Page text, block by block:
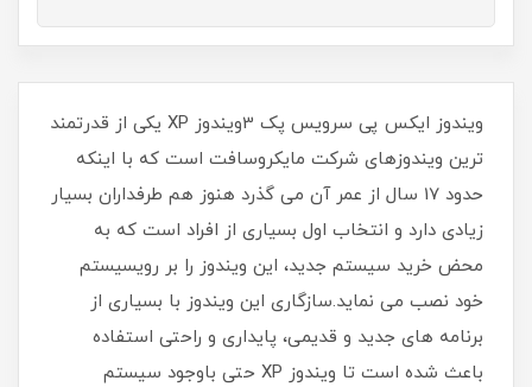
ویندوز ایکس پی سرویس پک 3ویندوز XP یکی از قدرتمند
ترین ویندوزهای شرکت مایکروسافت است که با اینکه
حدود 17 سال از عمر آن می گذرد هنوز هم طرفداران بسیار
زیادی دارد و انتخاب اول بسیاری از افراد است که به
محض خرید سیستم جدید، این ویندوز را بر رویسیستم
خود نصب می نماید.سازگاری این ویندوز با بسیاری از
برنامه های جدید و قدیمی، پایداری و راحتی استفاده
باعث شده است تا ویندوز XP حتی باوجود سیستم